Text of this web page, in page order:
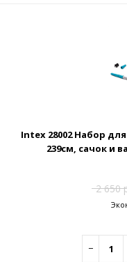
Intex 28002 Набор
239см, сачок и
2 650
−